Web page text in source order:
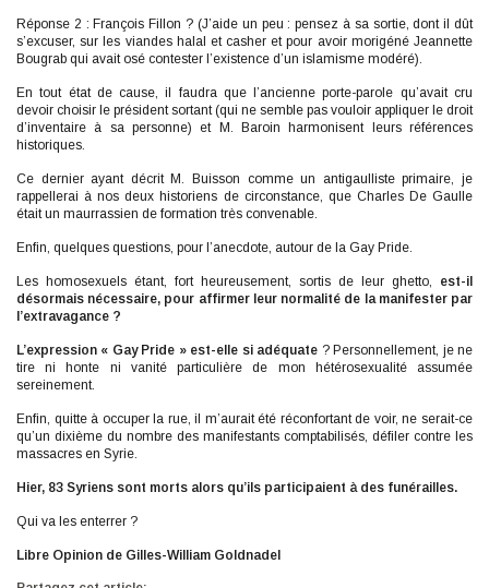
Réponse 2 : François Fillon ? (J’aide un peu : pensez à sa sortie, dont il dût
s’excuser, sur les viandes halal et casher et pour avoir morigéné Jeannette
Bougrab qui avait osé contester l’existence d’un islamisme modéré).
En tout état de cause, il faudra que l’ancienne porte-parole qu’avait cru
devoir choisir le président sortant (qui ne semble pas vouloir appliquer le droit
d’inventaire à sa personne) et M. Baroin harmonisent leurs références
historiques.
Ce dernier ayant décrit M. Buisson comme un antigaulliste primaire, je
rappellerai à nos deux historiens de circonstance, que Charles De Gaulle
était un maurrassien de formation très convenable.
Enfin, quelques questions, pour l’anecdote, autour de la Gay Pride.
Les homosexuels étant, fort heureusement, sortis de leur ghetto, est-il
désormais nécessaire, pour affirmer leur normalité de la manifester par
l’extravagance ?
L’expression « Gay Pride » est-elle si adéquate ? Personnellement, je ne
tire ni honte ni vanité particulière de mon hétérosexualité assumée
sereinement.
Enfin, quitte à occuper la rue, il m’aurait été réconfortant de voir, ne serait-ce
qu’un dixième du nombre des manifestants comptabilisés, défiler contre les
massacres en Syrie.
Hier, 83 Syriens sont morts alors qu’ils participaient à des funérailles.
Qui va les enterrer ?
Libre Opinion de Gilles-William Goldnadel